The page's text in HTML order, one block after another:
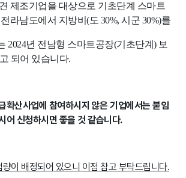
제조기업을 대상으로 기초단계 스마트
라남도에서 지방비(도 30%, 시군 30%)를
2024년 전남형 스마트공장(기초단계) 보
되어 있습니다.
확산사업에 참여하시지 않은 기업에서는 붙임
어 신청하시면 좋을 것 같습니다.
이 배정되어 있으니 이점 참고 부탁드립니다.